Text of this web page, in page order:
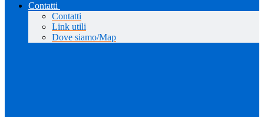
Contatti
Contatti
Link utili
Dove siamo/Map